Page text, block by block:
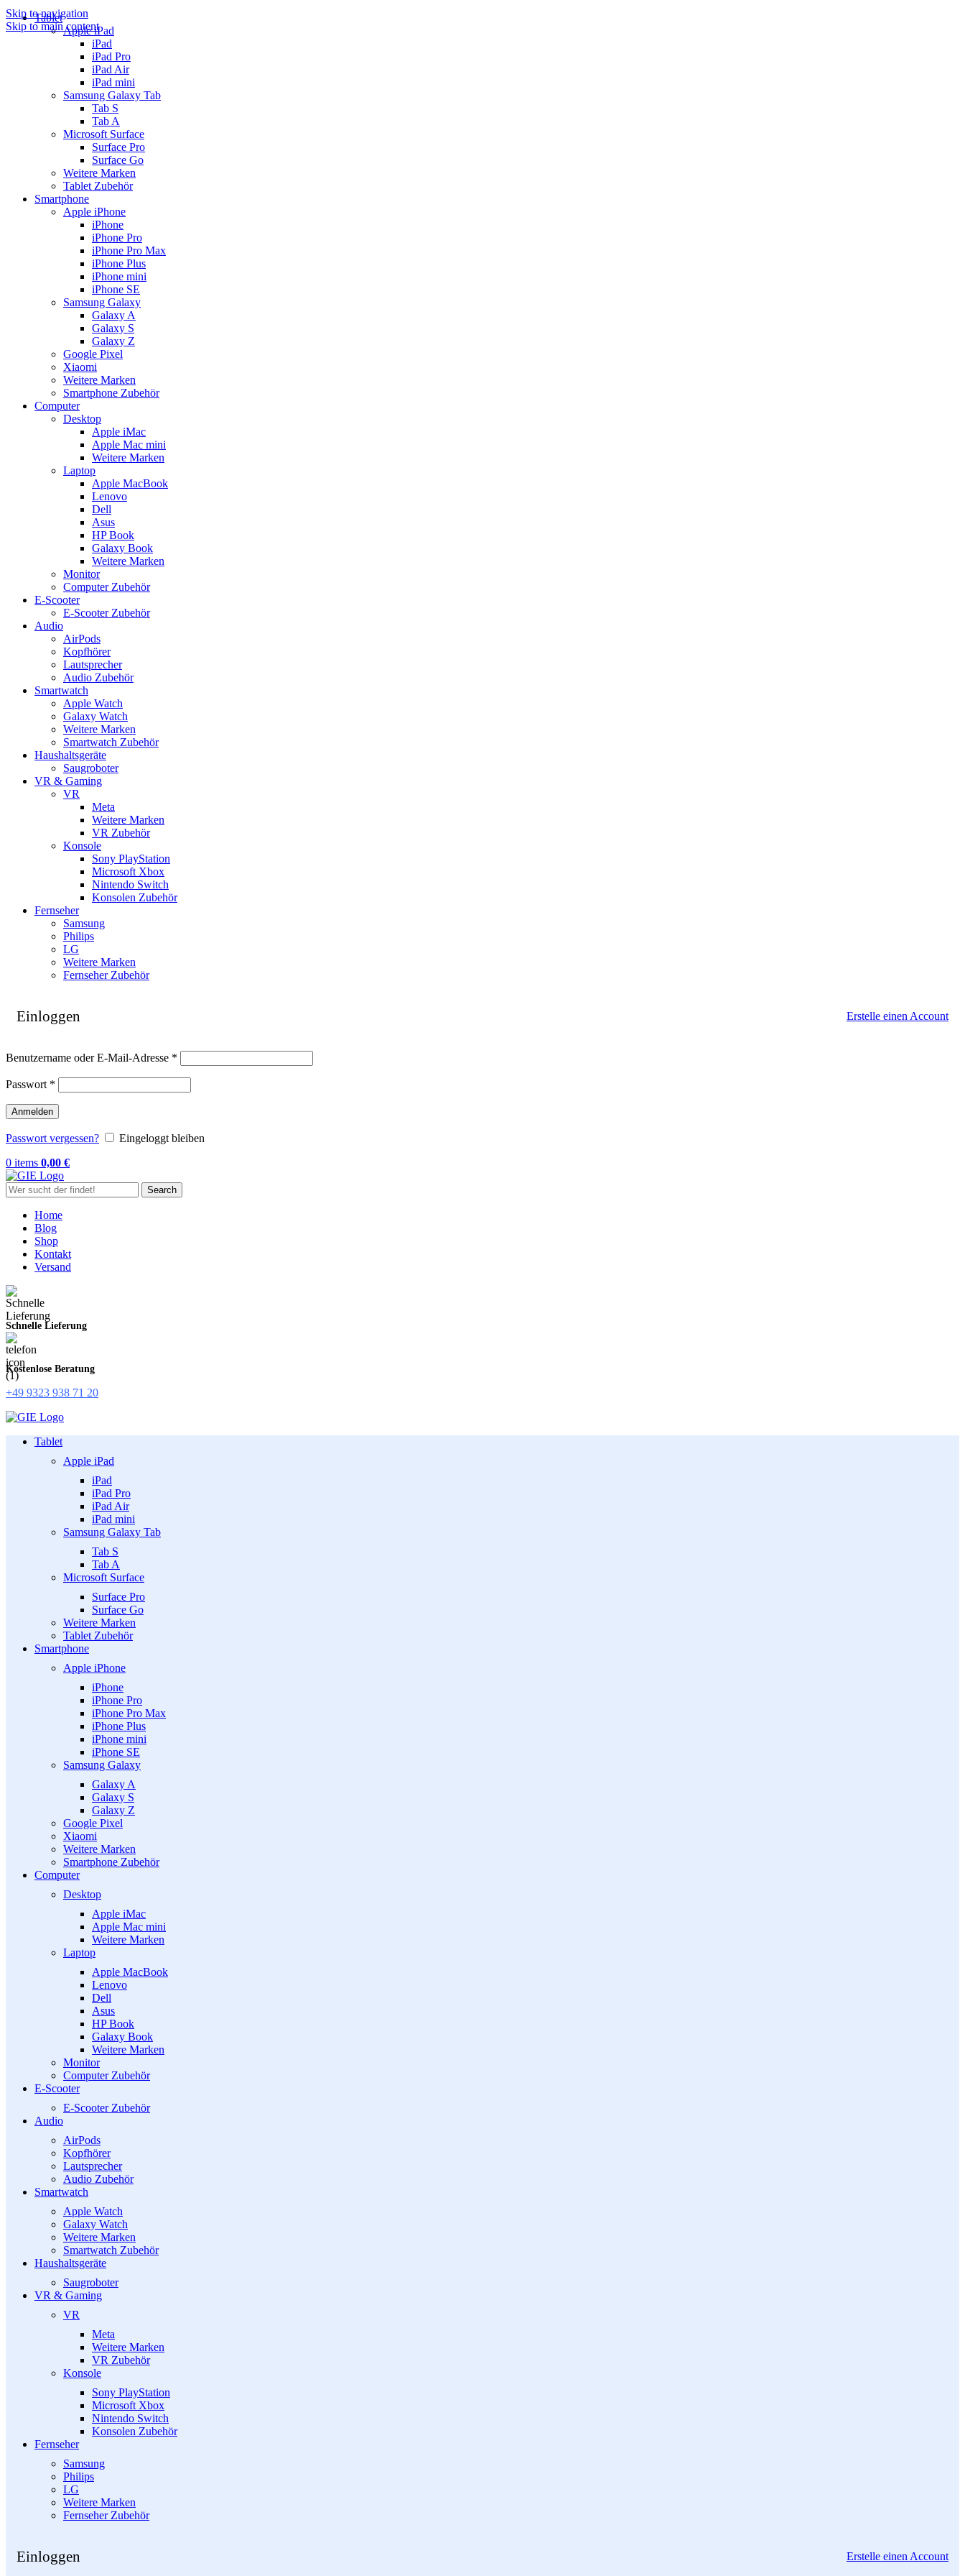
Skip to navigation
Skip to main content
Tablet
Apple iPad
iPad
iPad Pro
iPad Air
iPad mini
Samsung Galaxy Tab
Tab S
Tab A
Microsoft Surface
Surface Pro
Surface Go
Weitere Marken
Tablet Zubehör
Smartphone
Apple iPhone
iPhone
iPhone Pro
iPhone Pro Max
iPhone Plus
iPhone mini
iPhone SE
Samsung Galaxy
Galaxy A
Galaxy S
Galaxy Z
Google Pixel
Xiaomi
Weitere Marken
Smartphone Zubehör
Computer
Desktop
Apple iMac
Apple Mac mini
Weitere Marken
Laptop
Apple MacBook
Lenovo
Dell
Asus
HP Book
Galaxy Book
Weitere Marken
Monitor
Computer Zubehör
E-Scooter
E-Scooter Zubehör
Audio
AirPods
Kopfhörer
Lautsprecher
Audio Zubehör
Smartwatch
Apple Watch
Galaxy Watch
Weitere Marken
Smartwatch Zubehör
Haushaltsgeräte
Saugroboter
VR & Gaming
VR
Meta
Weitere Marken
VR Zubehör
Konsole
Sony PlayStation
Microsoft Xbox
Nintendo Switch
Konsolen Zubehör
Fernseher
Samsung
Philips
LG
Weitere Marken
Fernseher Zubehör
Einloggen Erstelle einen Account
Benutzername oder E-Mail-Adresse *
Passwort *
Anmelden
Passwort vergessen?
Eingeloggt bleiben
0 items 0,00 €
Search
Home
Blog
Shop
Kontakt
Versand
Schnelle Lieferung
Kostenlose Beratung
+49 9323 938 71 20
Tablet
Apple iPad
iPad
iPad Pro
iPad Air
iPad mini
Samsung Galaxy Tab
Tab S
Tab A
Microsoft Surface
Surface Pro
Surface Go
Weitere Marken
Tablet Zubehör
Smartphone
Apple iPhone
iPhone
iPhone Pro
iPhone Pro Max
iPhone Plus
iPhone mini
iPhone SE
Samsung Galaxy
Galaxy A
Galaxy S
Galaxy Z
Google Pixel
Xiaomi
Weitere Marken
Smartphone Zubehör
Computer
Desktop
Apple iMac
Apple Mac mini
Weitere Marken
Laptop
Apple MacBook
Lenovo
Dell
Asus
HP Book
Galaxy Book
Weitere Marken
Monitor
Computer Zubehör
E-Scooter
E-Scooter Zubehör
Audio
AirPods
Kopfhörer
Lautsprecher
Audio Zubehör
Smartwatch
Apple Watch
Galaxy Watch
Weitere Marken
Smartwatch Zubehör
Haushaltsgeräte
Saugroboter
VR & Gaming
VR
Meta
Weitere Marken
VR Zubehör
Konsole
Sony PlayStation
Microsoft Xbox
Nintendo Switch
Konsolen Zubehör
Fernseher
Samsung
Philips
LG
Weitere Marken
Fernseher Zubehör
Einloggen Erstelle einen Account